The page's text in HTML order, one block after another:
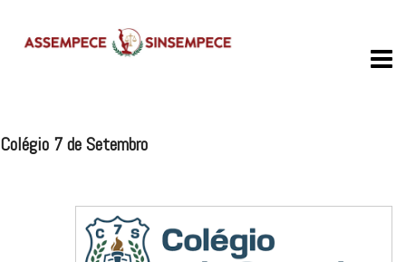
Colégio 7 de Setembro